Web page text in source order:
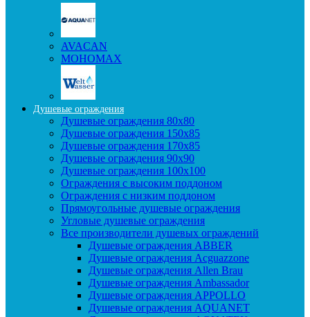
AVACAN
МОНОМАХ
Душевые ограждения
Душевые ограждения 80x80
Душевые ограждения 150x85
Душевые ограждения 170x85
Душевые ограждения 90x90
Душевые ограждения 100x100
Ограждения с высоким поддоном
Ограждения с низким поддоном
Прямоугольные душевые ограждения
Угловые душевые ограждения
Все производители душевых ограждений
Душевые ограждения ABBER
Душевые ограждения Acguazzone
Душевые ограждения Allen Brau
Душевые ограждения Ambassador
Душевые ограждения APPOLLO
Душевые ограждения AQUANET